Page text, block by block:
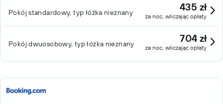
Pokój standardowy, typ łóżka nieznany 435 zł
za noc, wliczając opłaty
Pokój dwuosobowy, typ łóżka nieznany 704 zł
za noc, wliczając opłaty